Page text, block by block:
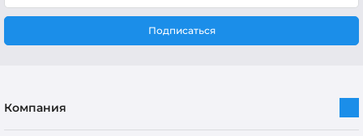
Подписаться
Компания